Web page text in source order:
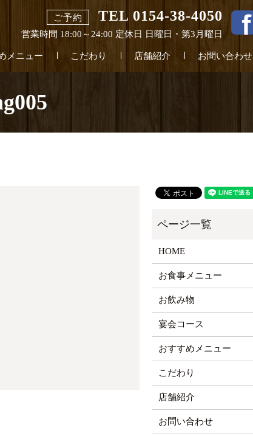
ご予約 TEL 0154-38-4050
営業時間 18:00～24:00 定休日 日曜日・第3月曜日
メニュー こだわり 店舗紹介 お問い合わせ
HOME
お食事メニュー
お飲み物
宴会コース
おすすめメニュー
こだわり
店舗紹介
お問い合わせ